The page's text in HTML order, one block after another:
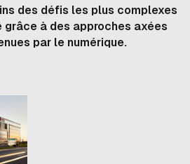
des défis les plus complexes
à des approches axées
par le numérique.